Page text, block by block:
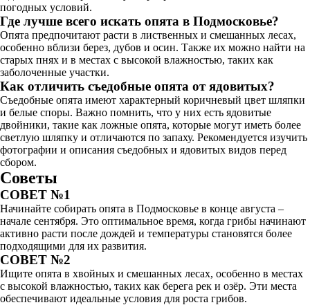
погодных условий.
Где лучше всего искать опята в Подмосковье?
Опята предпочитают расти в лиственных и смешанных лесах,
особенно вблизи берез, дубов и осин. Также их можно найти на
старых пнях и в местах с высокой влажностью, таких как
заболоченные участки.
Как отличить съедобные опята от ядовитых?
Съедобные опята имеют характерный коричневый цвет шляпки
и белые споры. Важно помнить, что у них есть ядовитые
двойники, такие как ложные опята, которые могут иметь более
светлую шляпку и отличаются по запаху. Рекомендуется изучить
фотографии и описания съедобных и ядовитых видов перед
сбором.
Советы
СОВЕТ №1
Начинайте собирать опята в Подмосковье в конце августа –
начале сентября. Это оптимальное время, когда грибы начинают
активно расти после дождей и температуры становятся более
подходящими для их развития.
СОВЕТ №2
Ищите опята в хвойных и смешанных лесах, особенно в местах
с высокой влажностью, таких как берега рек и озёр. Эти места
обеспечивают идеальные условия для роста грибов.